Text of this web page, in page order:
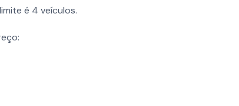
é 4 veículos.